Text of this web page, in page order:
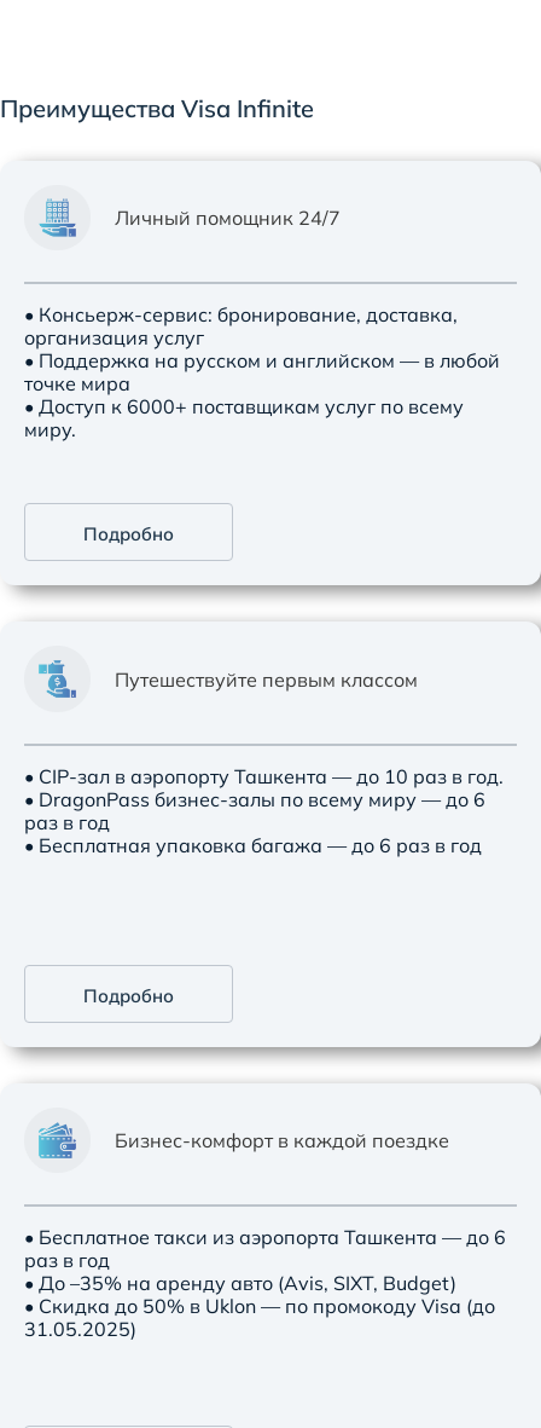
Преимущества Visa Infinite
Личный помощник 24/7
• Консьерж-сервис: бронирование, доставка,
организация услуг
• Поддержка на русском и английском — в любой
точке мира
• Доступ к 6000+ поставщикам услуг по всему
миру.
Подробно
Путешествуйте первым классом
• CIP-зал в аэропорту Ташкента — до 10 раз в год.
• DragonPass бизнес-залы по всему миру — до 6
раз в год
• Бесплатная упаковка багажа — до 6 раз в год
Подробно
Бизнес-комфорт в каждой поездке
• Бесплатное такси из аэропорта Ташкента — до 6
раз в год
• До –35% на аренду авто (Avis, SIXT, Budget)
• Скидка до 50% в Uklon — по промокоду Visa (до
31.05.2025)